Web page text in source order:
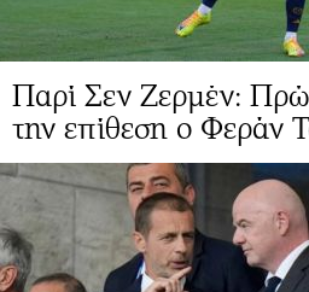
Παρί Σεν Ζερμέν:
την επίθεση ο Φεράν